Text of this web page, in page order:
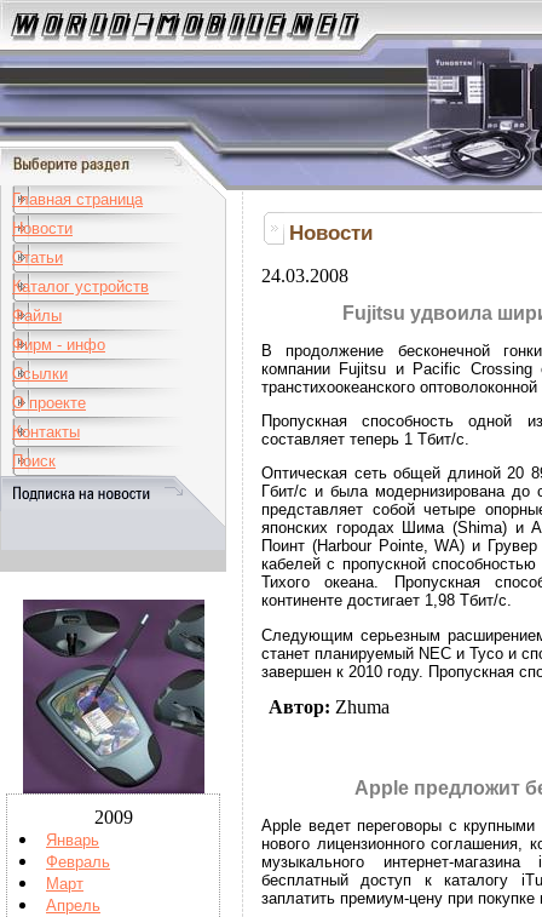
Главная страница
Новости
Статьи
Каталог устройств
Файлы
Фирм - инфо
Ссылки
О проекте
Контакты
Поиск
2009
Январь
Февраль
Март
Апрель
Новости
24.03.2008
Fujitsu удвоила
В продолжение бесконечной
компании Fujitsu и Pacific Crossing
транстихоокеанского
Пропускная способность одной
составляет теперь 1 Тбит/с.
Оптическая сеть общей длиной 20
Гбит/с и была модернизирована до
представляет собой четыре
японских городах Шима (Shima) и
Поинт (Harbour Pointe, WA) и
кабелей с пропускной
Тихого океана. Пропускная
континенте достигает 1,98 Тбит/с.
Следующим серьезным
станет планируемый NEC и Tyco и
завершен к 2010 году. Пропускная
Автор: Zhuma
Apple предложит
Apple ведет переговоры с
нового лицензионного соглашения,
музыкального интернет-
бесплатный доступ к каталогу
заплатить премиум-цену при